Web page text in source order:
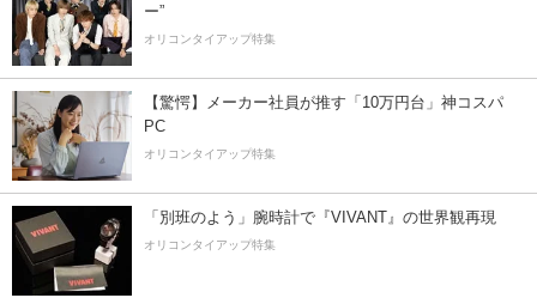
ー”
オリコンタイアップ特集
【驚愕】メーカー社員が推す「10万円台」神コスパ
PC
オリコンタイアップ特集
「別班のよう」腕時計で『VIVANT』の世界観再現
オリコンタイアップ特集